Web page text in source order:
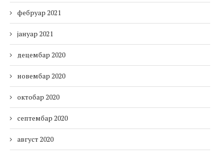
фебруар 2021
јануар 2021
децембар 2020
новембар 2020
октобар 2020
септембар 2020
август 2020